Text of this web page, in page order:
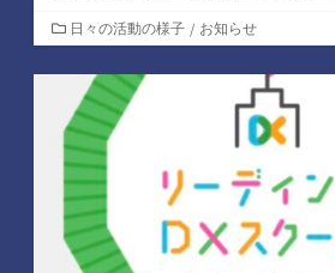
カ
テ
ゴ
ー
日々の活動の様子 / お知らせ